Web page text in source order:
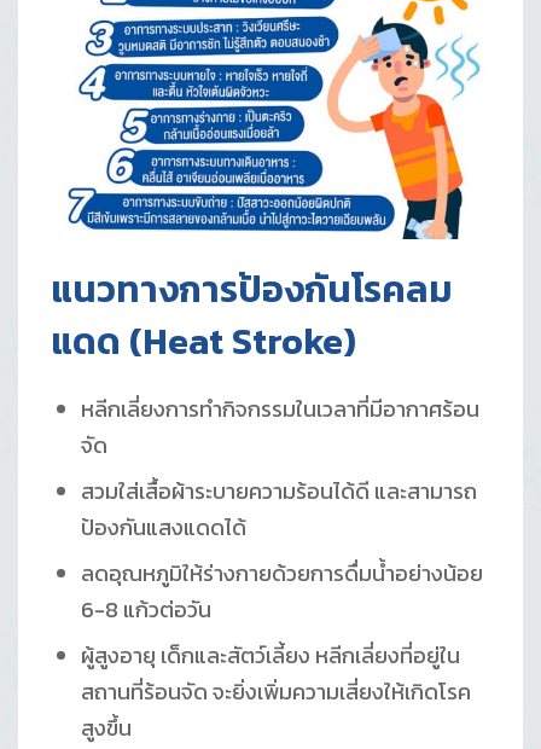
แนวทางการป้องกันโรคลม
แดด (Heat Stroke)
หลีกเลี่ยงการทำกิจกรรมในเวลาที่มีอากาศร้อน
จัด
สวมใส่เสื้อผ้าระบายความร้อนได้ดี และสามารถ
ป้องกันแสงแดดได้
ลดอุณหภูมิให้ร่างกายด้วยการดื่มน้ำอย่างน้อย
6-8 แก้วต่อวัน
ผู้สูงอายุ เด็กและสัตว์เลี้ยง หลีกเลี่ยงที่อยู่ใน
สถานที่ร้อนจัด จะยิ่งเพิ่มความเสี่ยงให้เกิดโรค
สูงขึ้น